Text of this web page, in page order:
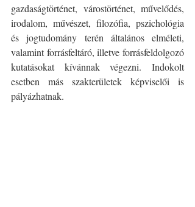
gazdaságtörténet, várostörténet, művelődés,
irodalom, művészet, filozófia, pszichológia
és jogtudomány terén általános elméleti,
valamint forrásfeltáró, illetve forrásfeldolgozó
kutatásokat kívánnak végezni. Indokolt
esetben más szakterületek képviselői is
pályázhatnak.